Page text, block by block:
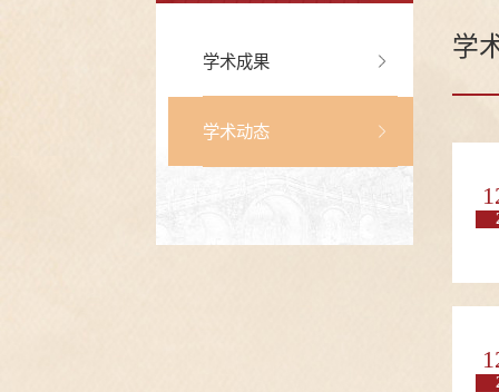
学术成果
学术动态
学